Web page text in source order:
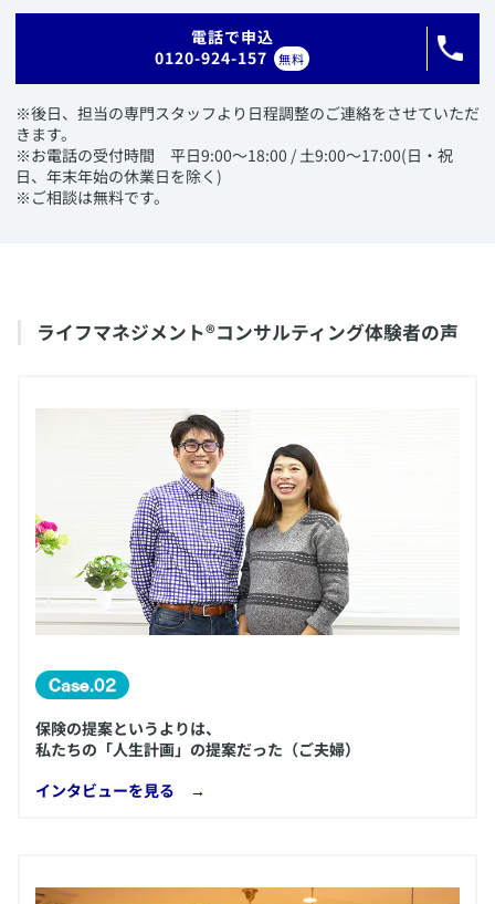
​電話で申込
0120-924-157
無料
​※後日、担当の専門スタッフより日程調整のご連絡をさせていただ
きます。
※お電話の受付時間 平日9:00〜18:00 / 土9:00〜17:00(日・祝
日、年末年始の休業日を除く)
※ご相談は無料です。
​ライフマネジメント®コンサルティング体験者の声
保険の提案というよりは、
私たちの「人生計画」の提案だった（ご夫婦）
​インタビューを見る →